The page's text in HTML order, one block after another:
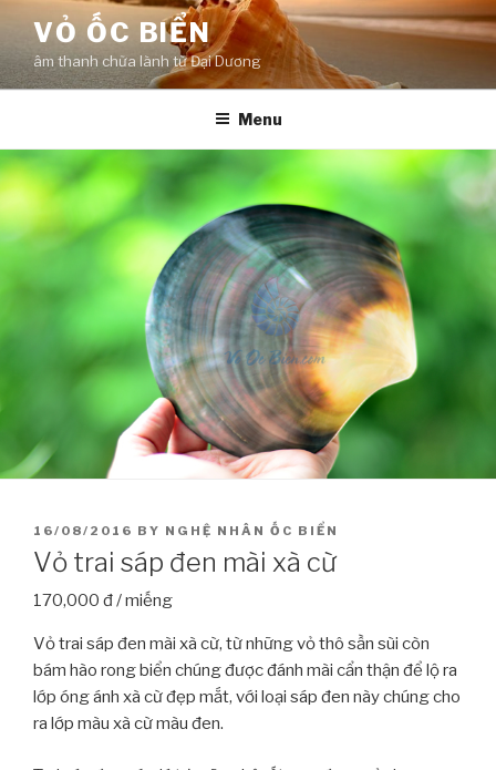
content
VỎ ỐC BIỂN
âm thanh chữa lành từ Đại Dương
Menu
POSTED
ON
16/08/2016 BY NGHỆ NHÂN ỐC BIỂN
Vỏ trai sáp đen mài xà cừ
170,000 đ / miếng
Vỏ trai sáp đen mài xà cừ, từ những vỏ thô sần sùi còn
bám hào rong biển chúng được đánh mài cẩn thận để lộ ra
lớp óng ánh xà cừ đẹp mắt, với loại sáp đen này chúng cho
ra lớp màu xà cừ màu đen.